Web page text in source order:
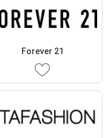
Forever 21